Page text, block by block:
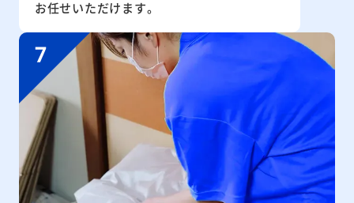
お任せいただけます。